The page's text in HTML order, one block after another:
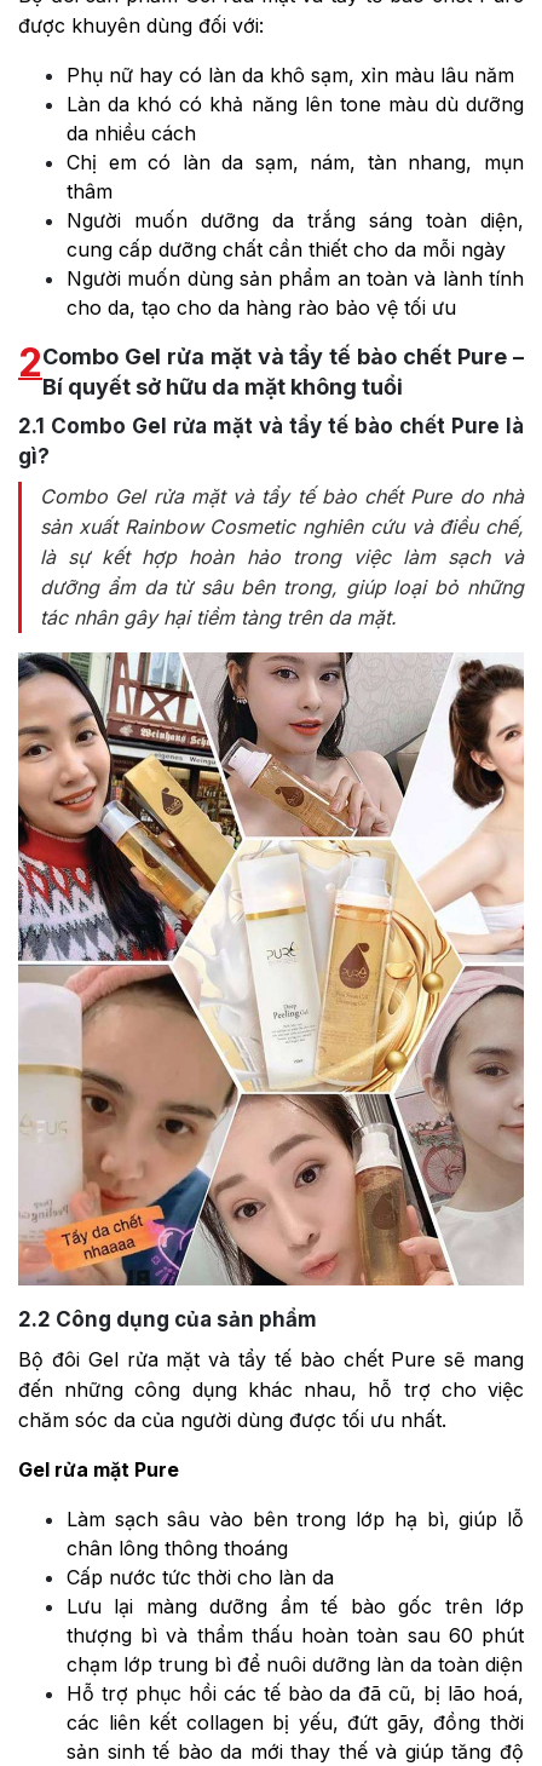
được khuyên dùng đối với:
Phụ nữ hay có làn da khô sạm, xỉn màu lâu năm
Làn da khó có khả năng lên tone màu dù dưỡng
da nhiều cách
Chị em có làn da sạm, nám, tàn nhang, mụn
thâm
Người muốn dưỡng da trắng sáng toàn diện,
cung cấp dưỡng chất cần thiết cho da mỗi ngày
Người muốn dùng sản phẩm an toàn và lành tính
cho da, tạo cho da hàng rào bảo vệ tối ưu
2Combo Gel rửa mặt và tẩy tế bào chết Pure –
Bí quyết sở hữu da mặt không tuổi
2.1 Combo Gel rửa mặt và tẩy tế bào chết Pure là
gì?
Combo Gel rửa mặt và tẩy tế bào chết Pure do nhà
sản xuất Rainbow Cosmetic nghiên cứu và điều chế,
là sự kết hợp hoàn hảo trong việc làm sạch và
dưỡng ẩm da từ sâu bên trong, giúp loại bỏ những
tác nhân gây hại tiềm tàng trên da mặt.
2.2 Công dụng của sản phẩm
Bộ đôi Gel rửa mặt và tẩy tế bào chết Pure sẽ mang
đến những công dụng khác nhau, hỗ trợ cho việc
chăm sóc da của người dùng được tối ưu nhất.
Gel rửa mặt Pure
Làm sạch sâu vào bên trong lớp hạ bì, giúp lỗ
chân lông thông thoáng
Cấp nước tức thời cho làn da
Lưu lại màng dưỡng ẩm tế bào gốc trên lớp
thượng bì và thẩm thấu hoàn toàn sau 60 phút
chạm lớp trung bì để nuôi dưỡng làn da toàn diện
Hỗ trợ phục hồi các tế bào da đã cũ, bị lão hoá,
các liên kết collagen bị yếu, đứt gãy, đồng thời
sản sinh tế bào da mới thay thế và giúp tăng độ